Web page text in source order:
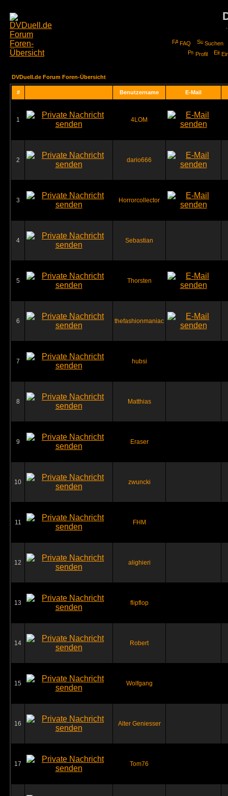
FAQ
Suchen
Profil
DVDuell.de Forum Foren-Übersicht
# Benutzername E-Mail
1 4LOM
2 dario666
3 Horrorcollector
4 Sebastian
5 Thorsten
6 thefashionmaniac
7 hubsi
8 Matthias
9 Eraser
10 zwuncki
11 FHM
12 alighieri
13 flipflop
14 Robert
15 Wolfgang
16 Alter Geniesser
17 Tom76